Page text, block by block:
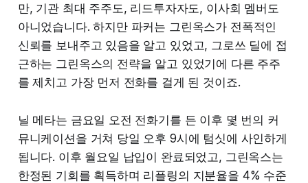
만, 기관 최대 주주도, 리드투자자도, 이사회 멤버도
아니었습니다. 하지만 파커는 그린옥스가 전폭적인
신뢰를 보내주고 있음을 알고 있었고, 그로쓰 딜에 접
근하는 그린옥스의 전략을 알고 있었기에 다른 주주
를 제치고 가장 먼저 전화를 걸게 된 것이죠.
닐 메타는 금요일 오전 전화기를 든 이후 몇 번의 커
뮤니케이션을 거쳐 당일 오후 9시에 텀싯에 사인하게
됩니다. 이후 월요일 납입이 완료되었고, 그린옥스는
한정된 기회를 획득하며 리플링의 지분율을 4% 수준